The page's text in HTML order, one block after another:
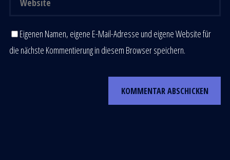
Eigenen Namen, eigene E-Mail-Adresse und eigene Website für
die nächste Kommentierung in diesem Browser speichern.